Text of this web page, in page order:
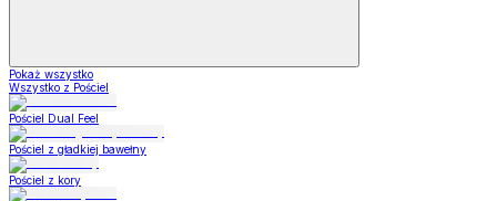
Pokaż wszystko
Wszystko z Pościel
Pościel Dual Feel
Pościel z gładkiej bawełny
Pościel z kory